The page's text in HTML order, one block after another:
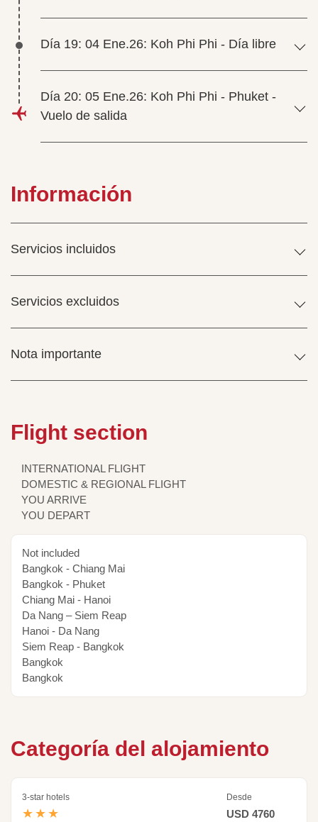
Día 19: 04 Ene.26: Koh Phi Phi - Día libre
Día 20: 05 Ene.26: Koh Phi Phi - Phuket -
Vuelo de salida
Información
Servicios incluidos
Servicios excluidos
Nota importante
Flight section
INTERNATIONAL FLIGHT
DOMESTIC & REGIONAL FLIGHT
YOU ARRIVE
YOU DEPART
Not included
Bangkok - Chiang Mai
Bangkok - Phuket
Chiang Mai - Hanoi
Da Nang – Siem Reap
Hanoi - Da Nang
Siem Reap - Bangkok
Bangkok
Bangkok
Categoría del alojamiento
3-star hotels
★★★
Desde
USD 4760